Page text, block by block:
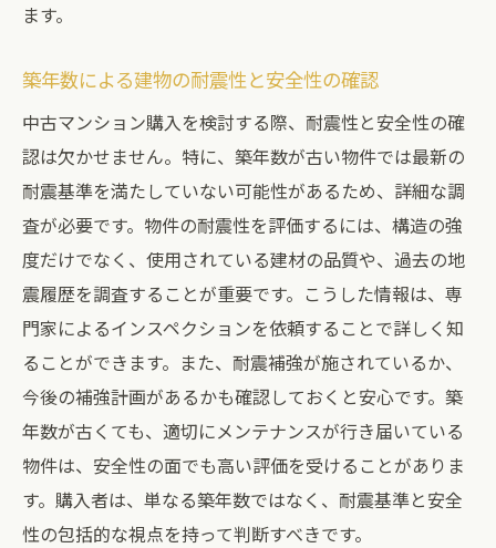
の価値判断
管理状態が中古マンションの資産価値に及
ぼす影響
中古マンション購入前に知っておくべき修繕履
歴の確認ポイント
修繕履歴が教える中古マンションのメンテ
ナンス状況
修繕履歴の確認で避ける将来のトラブル
中古マンションの修繕履歴から読み解く資
産価値
建物全体の修繕履歴と個別住戸の状態確認
修繕履歴によるリスク回避と購入判断のポ
イント
ます。
築年数による建物の耐震性と安全性の確認
中古マンション購入を検討する際、耐震性と安全性の確
認は欠かせません。特に、築年数が古い物件では最新の
耐震基準を満たしていない可能性があるため、詳細な調
査が必要です。物件の耐震性を評価するには、構造の強
度だけでなく、使用されている建材の品質や、過去の地
震履歴を調査することが重要です。こうした情報は、専
門家によるインスペクションを依頼することで詳しく知
ることができます。また、耐震補強が施されているか、
今後の補強計画があるかも確認しておくと安心です。築
年数が古くても、適切にメンテナンスが行き届いている
物件は、安全性の面でも高い評価を受けることがありま
す。購入者は、単なる築年数ではなく、耐震基準と安全
性の包括的な視点を持って判断すべきです。